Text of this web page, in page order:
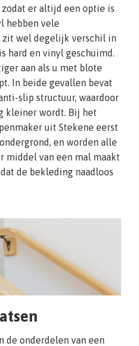
er altijd een optie is
hebben vele
zit wel degelijk verschil in
hard en vinyl geschuimd.
aan als u met blote
In beide gevallen bevat
slip structuur, waardoor
kleiner wordt. Bij het
uit Stekene eerst
en worden alle
middel van een mal maakt
de bekleding naadloos
de onderdelen van een